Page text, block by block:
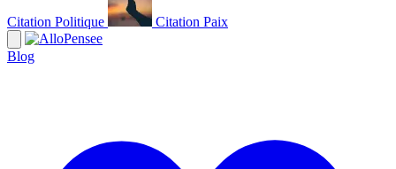
Citation Politique Citation Paix
Blog